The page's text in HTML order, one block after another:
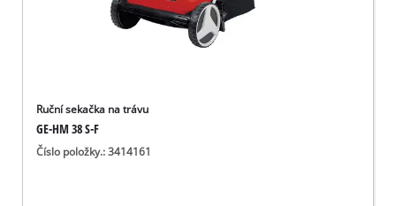
Ruční sekačka na trávu
GE-HM 38 S-F
Číslo položky.: 3414161